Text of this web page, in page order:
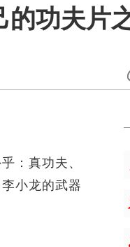
的功夫片
：真功夫、
小龙的武器